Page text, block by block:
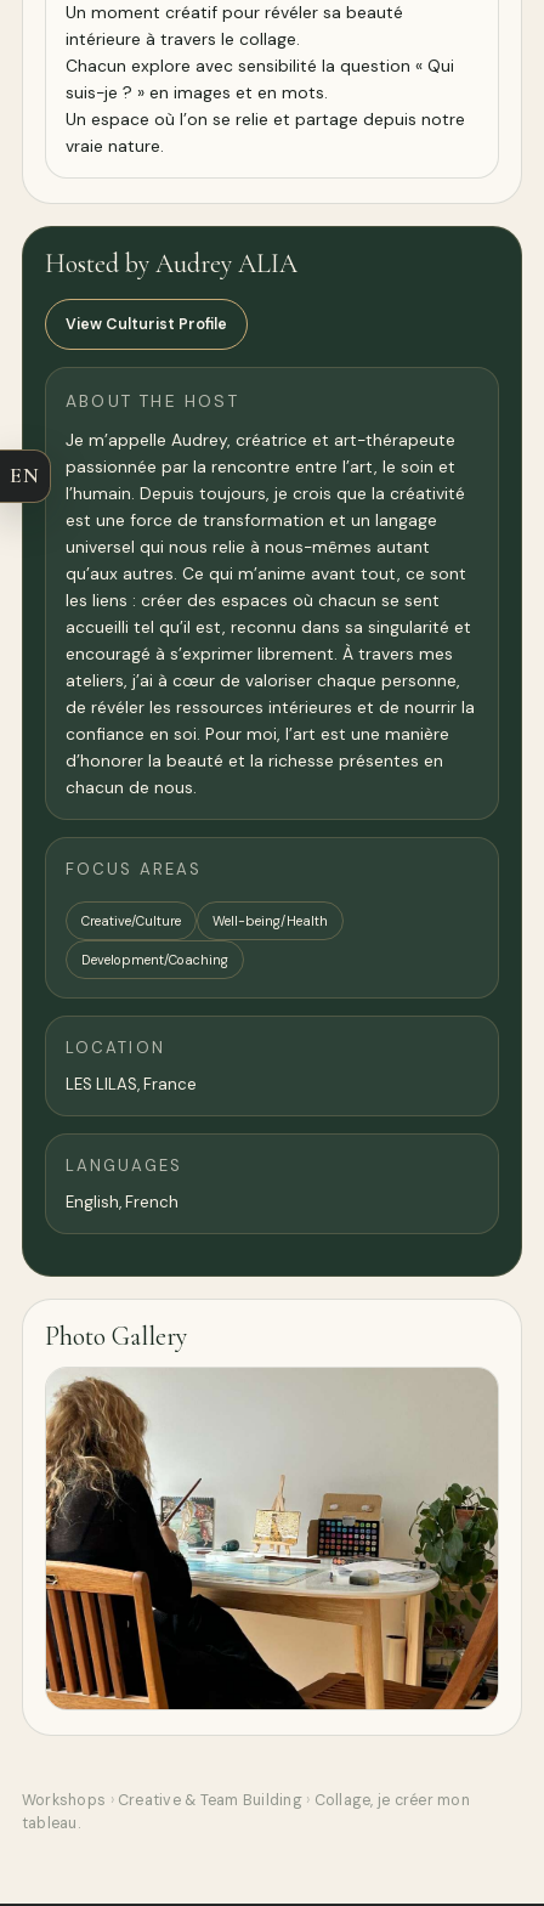
Un moment créatif pour révéler sa beauté
intérieure à travers le collage.
Chacun explore avec sensibilité la question « Qui
suis-je ? » en images et en mots.
Un espace où l’on se relie et partage depuis notre
vraie nature.
Hosted by Audrey ALIA
View Culturist Profile
ABOUT THE HOST
Je m’appelle Audrey, créatrice et art-thérapeute
passionnée par la rencontre entre l’art, le soin et
l’humain. Depuis toujours, je crois que la créativité
est une force de transformation et un langage
universel qui nous relie à nous-mêmes autant
qu’aux autres. Ce qui m’anime avant tout, ce sont
les liens : créer des espaces où chacun se sent
accueilli tel qu’il est, reconnu dans sa singularité et
encouragé à s’exprimer librement. À travers mes
ateliers, j’ai à cœur de valoriser chaque personne,
de révéler les ressources intérieures et de nourrir la
confiance en soi. Pour moi, l’art est une manière
d’honorer la beauté et la richesse présentes en
chacun de nous.
FOCUS AREAS
Creative/Culture Well-being/Health
Development/Coaching
LOCATION
LES LILAS,France
LANGUAGES
English, French
Photo Gallery
Workshops › Creative & Team Building › Collage, je créer mon
tableau.
EN